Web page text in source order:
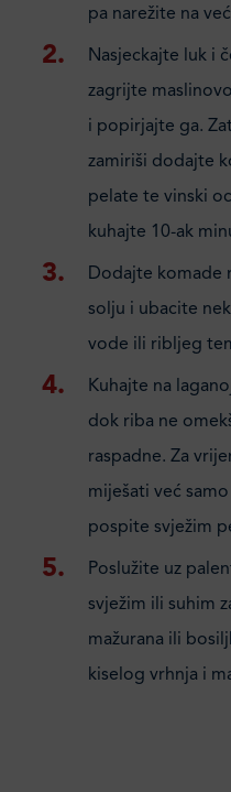
pa narežite na
Nasjeckajte luk i
zagrijte
i popirjajte ga.
zamiriši dodajte
pelate te vinski
kuhajte 10-ak
Dodajte komade
solju i ubacite
vode ili ribljeg
Kuhajte na
dok riba ne
raspadne. Za
miješati već
pospite svježim
Poslužite uz
svježim ili suhim
mažurana ili
kiselog vrhnja i